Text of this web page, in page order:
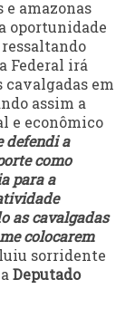
amazonas
oportunidade
Federal irá
em
assim a
e econômico
defendi a
como
para a
as cavalgadas
colocarem
sorridente
Deputado